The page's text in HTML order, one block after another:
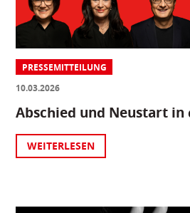
PRESSEMITTEILUNG
10.03.2026
Abschied und Neustart in
WEITERLESEN